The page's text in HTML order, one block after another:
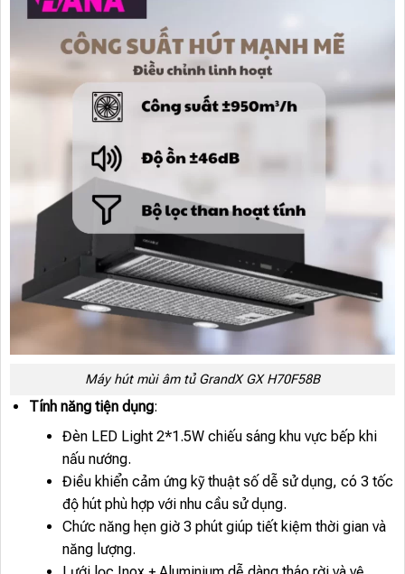
Máy hút mùi âm tủ GrandX GX H70F58B
Tính năng tiện dụng:
Đèn LED Light 2*1.5W chiếu sáng khu vực bếp khi
nấu nướng.
Điều khiển cảm ứng kỹ thuật số dễ sử dụng, có 3 tốc
độ hút phù hợp với nhu cầu sử dụng.
Chức năng hẹn giờ 3 phút giúp tiết kiệm thời gian và
năng lượng.